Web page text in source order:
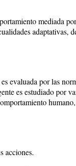
mediada
adaptativas,
evaluada por las
es estudiado por
acciones.